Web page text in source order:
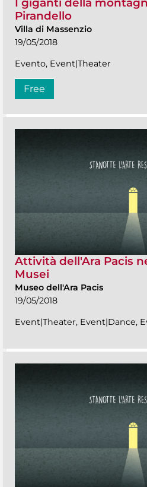
Pirandello
Villa di Massenzio
19/05/2018
Evento, Event|Theater
Free
Attività dell'Ara Pacis
Musei
Museo dell'Ara Pacis
19/05/2018
Event|Theater, Event|Dance,